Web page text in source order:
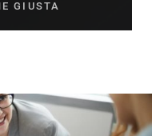
GIUSTA